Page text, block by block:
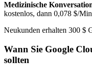
Medizinische
kostenlos, dann 0,078 $/
Neukunden erhalten 300 $
Wann Sie Google
sollten